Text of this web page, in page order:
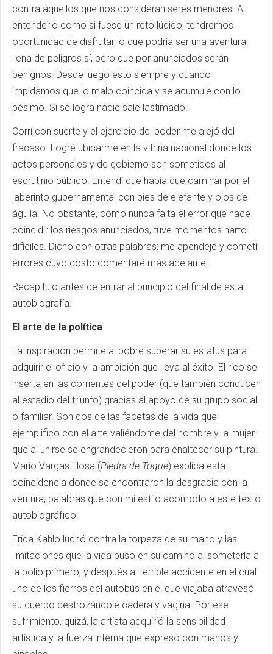
contra aquellos que nos consideran seres menores. Al
entenderlo como si fuese un reto lúdico, tendremos
oportunidad de disfrutar lo que podría ser una aventura
llena de peligros sí, pero que por anunciados serán
benignos. Desde luego esto siempre y cuando
impidamos que lo malo coincida y se acumule con lo
pésimo. Si se logra nadie sale lastimado.
Corrí con suerte y el ejercicio del poder me alejó del
fracaso. Logré ubicarme en la vitrina nacional donde los
actos personales y de gobierno son sometidos al
escrutinio público. Entendí que había que caminar por el
laberinto gubernamental con pies de elefante y ojos de
águila. No obstante, como nunca falta el error que hace
coincidir los riesgos anunciados, tuve momentos harto
difíciles. Dicho con otras palabras: me apendejé y cometí
errores cuyo costo comentaré más adelante.
Recapitulo antes de entrar al principio del final de esta
autobiografía.
El arte de la política
La inspiración permite al pobre superar su estatus para
adquirir el oficio y la ambición que lleva al éxito. El rico se
inserta en las corrientes del poder (que también conducen
al estadio del triunfo) gracias al apoyo de su grupo social
o familiar. Son dos de las facetas de la vida que
ejemplifico con el arte valiéndome del hombre y la mujer
que al unirse se engrandecieron para enaltecer su pintura.
Mario Vargas Llosa (Piedra de Toque) explica esta
coincidencia donde se encontraron la desgracia con la
ventura, palabras que con mi estilo acomodo a este texto
autobiográfico:
Frida Kahlo luchó contra la torpeza de su mano y las
limitaciones que la vida puso en su camino al someterla a
la polio primero, y después al terrible accidente en el cual
uno de los fierros del autobús en el que viajaba atravesó
su cuerpo destrozándole cadera y vagina. Por ese
sufrimiento, quizá, la artista adquirió la sensibilidad
artística y la fuerza interna que expresó con manos y